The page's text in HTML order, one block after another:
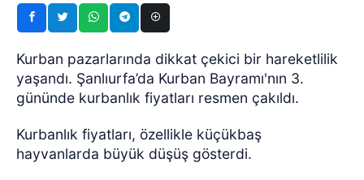
Kurban pazarlarında dikkat çekici bir hareketlilik
yaşandı. Şanlıurfa’da Kurban Bayramı'nın 3.
gününde kurbanlık fiyatları resmen çakıldı.
Kurbanlık fiyatları, özellikle küçükbaş
hayvanlarda büyük düşüş gösterdi.